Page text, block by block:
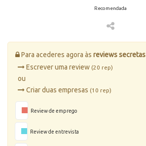
Recomendada
Para acederes agora às reviews secretas
Escrever uma review (20 rep)
ou
Criar duas empresas (10 rep)
Review de emprego
Review de entrevista